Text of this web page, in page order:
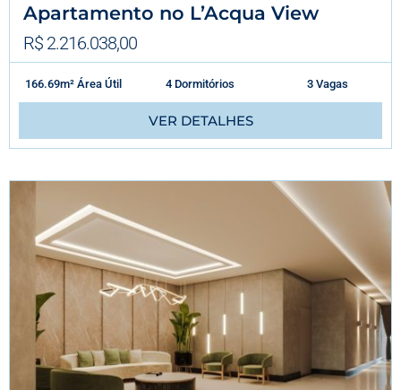
Apartamento no L’Acqua View
R$ 2.216.038,00
166.69m² Área Útil 4 Dormitórios 3 Vagas
VER DETALHES